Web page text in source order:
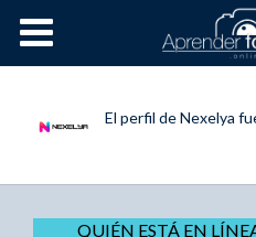
El perfil deNexelya
QUIÉN ESTÁ EN